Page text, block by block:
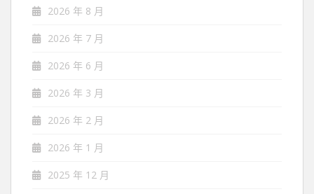
2026 年 8 月
2026 年 7 月
2026 年 6 月
2026 年 3 月
2026 年 2 月
2026 年 1 月
2025 年 12 月